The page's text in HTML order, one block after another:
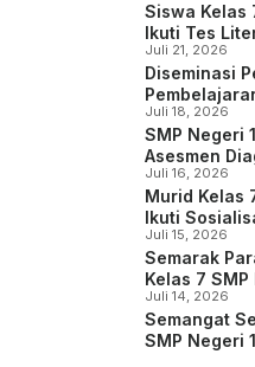
Siswa Kelas
Ikuti Tes
serta
dan
Juli 21, 2026
Diseminasi
Juli 18, 2026
SMP Negeri
Asesmen
Psikologi
Juli 16, 2026
Murid Kelas
Ikuti
Kreasi
Juli 15, 2026
Semarak
Kelas 7
dan
Juli 14, 2026
Semangat
SMP Negeri